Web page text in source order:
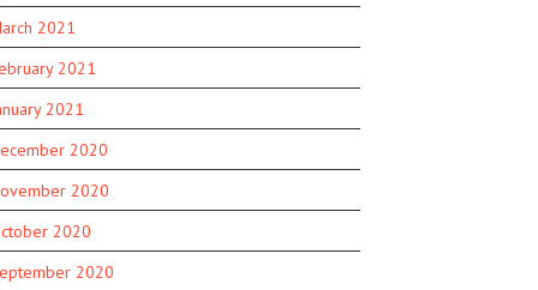
2021
2021
2021
2020
2020
2020
2020